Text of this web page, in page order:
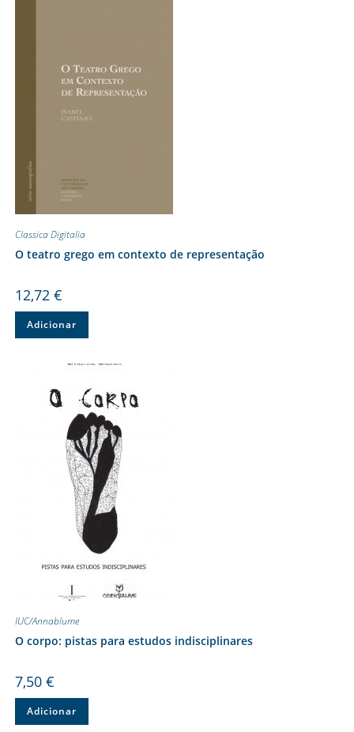
Classica Digitalia
O teatro grego em contexto de representação
12,72 €
Adicionar
IUC/Annablume
O corpo: pistas para estudos indisciplinares
7,50 €
Adicionar